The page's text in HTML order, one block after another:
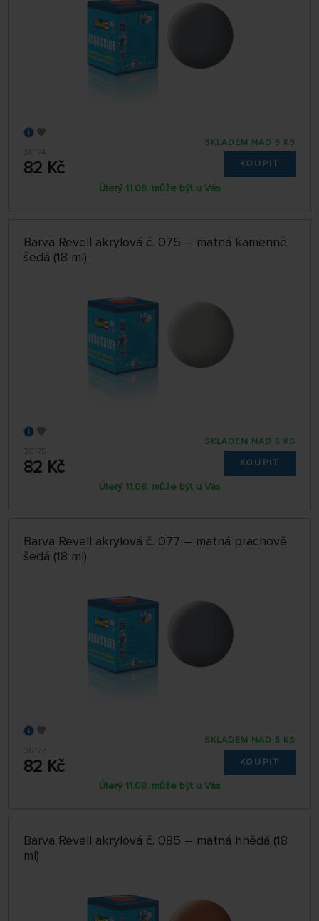
36174
82 Kč
SKLADEM NAD 5 KS
KOUPIT
Úterý 11.08. může být u Vás
Barva Revell akrylová č. 075 – matná kamenně
šedá (18 ml)
36175
82 Kč
SKLADEM NAD 5 KS
KOUPIT
Úterý 11.08. může být u Vás
Barva Revell akrylová č. 077 – matná prachově
šedá (18 ml)
36177
82 Kč
SKLADEM NAD 5 KS
KOUPIT
Úterý 11.08. může být u Vás
Barva Revell akrylová č. 085 – matná hnědá (18
ml)